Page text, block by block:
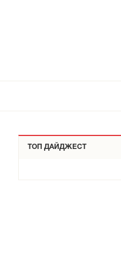
ТОП ДАЙДЖЕСТ